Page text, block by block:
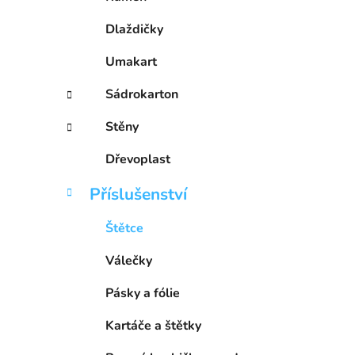
l
Dlaždičky
Umakart
Sádrokarton
Stěny
Dřevoplast
Příslušenství
Štětce
Válečky
Pásky a fólie
Kartáče a štětky